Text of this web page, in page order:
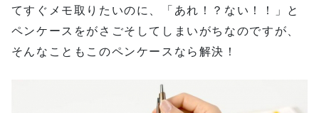
てすぐメモ取りたいのに、「あれ！？ない！！」と
ペンケースをがさごそしてしまいがちなのですが、
そんなこともこのペンケースなら解決！